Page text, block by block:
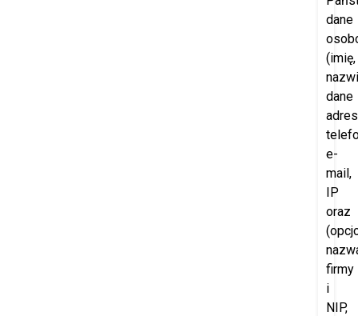
dane
(imię,
dane
e-
mail,
IP
oraz
firmy
i
NIP,